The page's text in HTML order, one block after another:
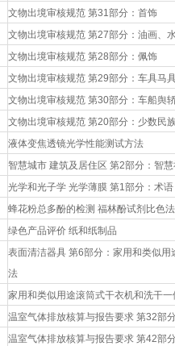
文物出境审核规范 第31部分：首饰
文物出境审核规范 第27部分：油画、
文物出境审核规范 第28部分：佩饰
文物出境审核规范 第29部分：车具马
文物出境审核规范 第30部分：车船舆
文物出境审核规范 第20部分：少数民
液体变焦透镜光学性能测试方法
智慧城市 建筑及居住区 第2部分：智
光学和光子学 光学薄膜 第1部分：术语
蜂花粉总多酚的检测 福林酚试剂比色法
绿色产品评价 纸和纸制品
表面清洁器具 第6部分：家用和类似
法
家用和类似用途滚筒式干衣机和洗干一
温室气体排放核算与报告要求 第32部
温室气体排放核算与报告要求 第42部